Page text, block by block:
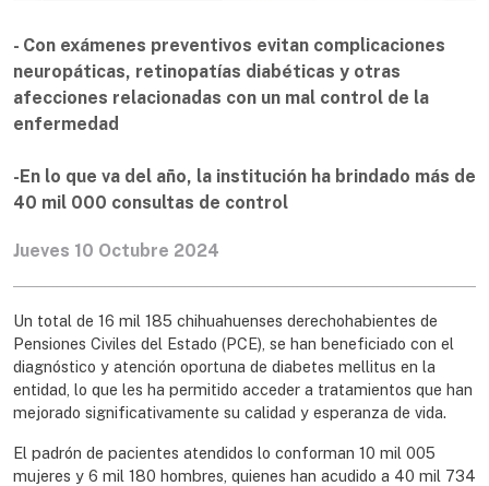
- Con exámenes preventivos evitan complicaciones
neuropáticas, retinopatías diabéticas y otras
afecciones relacionadas con un mal control de la
enfermedad
-En lo que va del año, la institución ha brindado más de
40 mil 000 consultas de control
Jueves 10 Octubre 2024
Un total de 16 mil 185 chihuahuenses derechohabientes de
Pensiones Civiles del Estado (PCE), se han beneficiado con el
diagnóstico y atención oportuna de diabetes mellitus en la
entidad, lo que les ha permitido acceder a tratamientos que han
mejorado significativamente su calidad y esperanza de vida.
El padrón de pacientes atendidos lo conforman 10 mil 005
mujeres y 6 mil 180 hombres, quienes han acudido a 40 mil 734